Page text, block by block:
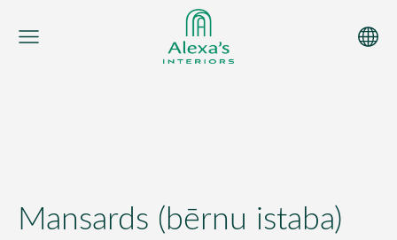
Mansards (bērnu istaba)